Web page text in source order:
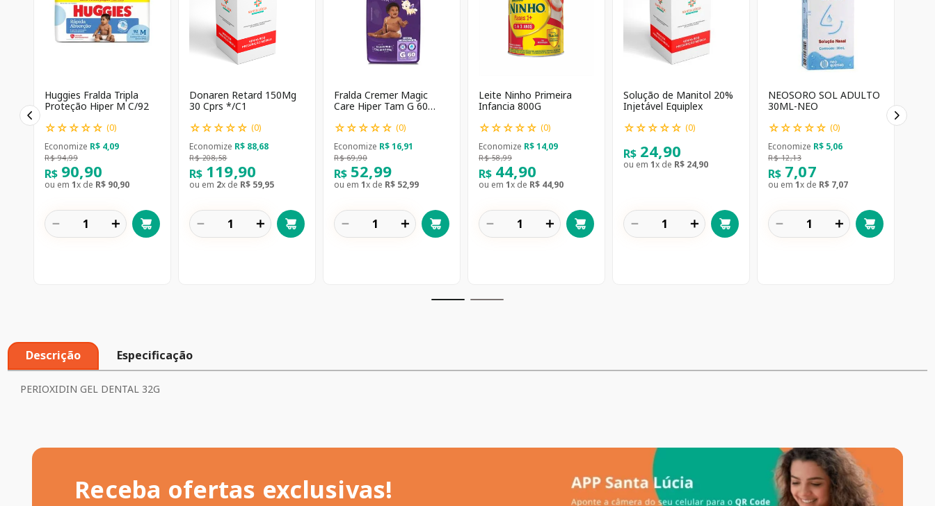
Huggies Fralda Tripla
Proteção Hiper M C/92
☆☆☆☆☆ (0)
Economize R$ 4,09
R$ 94,99
R$ 90,90
ou em 1x de R$ 90,90
＋
－
Donaren Retard 150Mg
30 Cprs */C1
☆☆☆☆☆ (0)
Economize R$ 88,68
R$ 208,58
R$ 119,90
ou em 2x de R$ 59,95
＋
－
Fralda Cremer Magic
Care Hiper Tam G 60
☆☆☆☆☆ (0)
Economize R$16,91
R$ 69,90
R$ 52,99
ou em 1x de R$ 52,99
＋
－
Leite Ninho Primeira
Infancia 800G
☆☆☆☆☆ (0)
Economize R$14,09
R$ 58,99
R$ 44,90
ou em 1x de R$ 44,90
＋
－
Solução de Manitol 20%
Injetável Equiplex
☆☆☆☆☆ (0)
R$ 24,90
ou em 1x de R$ 24,90
＋
－
NEOSORO SOL ADULTO
30ML-NEO
☆☆☆☆☆ (0)
Economize R$ 5,06
R$ 12,13
R$ 7,07
ou em 1x de R$ 7,07
＋
－
Descrição Especificação
PERIOXIDIN GEL DENTAL 32G
Receba ofertas exclusivas!